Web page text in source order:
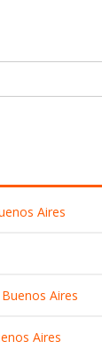
Aires
Aires
Aires